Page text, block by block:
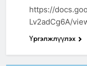
https://
Lv2adCg6A/
Үргэлжлүүлэх